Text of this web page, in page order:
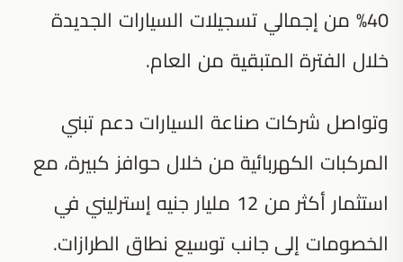
40% من إجمالي تسجيلات السيارات الجديدة
خلال الفترة المتبقية من العام.
وتواصل شركات صناعة السيارات دعم تبني
المركبات الكهربائية من خلال حوافز كبيرة، مع
استثمار أكثر من 12 مليار جنيه إسترليني في
الخصومات إلى جانب توسيع نطاق الطرازات.